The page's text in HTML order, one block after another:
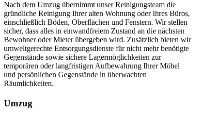
Nach dem Umzug übernimmt unser Reinigungsteam die
gründliche Reinigung Ihrer alten Wohnung oder Ihres Büros,
einschließlich Böden, Oberflächen und Fenstern. Wir stellen
sicher, dass alles in einwandfreiem Zustand an die nächsten
Bewohner oder Mieter übergeben wird. Zusätzlich bieten wir
umweltgerechte Entsorgungsdienste für nicht mehr benötigte
Gegenstände sowie sichere Lagermöglichkeiten zur
temporären oder langfristigen Aufbewahrung Ihrer Möbel
und persönlichen Gegenstände in überwachten
Räumlichkeiten.
Umzug